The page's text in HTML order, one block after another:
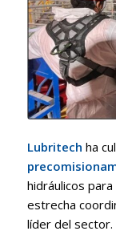
Lubritech ha
hidráulicos
estrecha
líder del sector.